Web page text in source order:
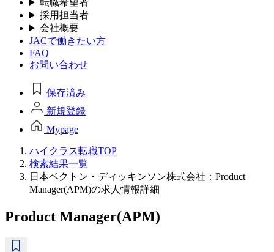
転職希望者
採用担当者
会社概要
JACで働きたい方
FAQ
お問い合わせ
保存済み
新規登録
Mypage
ハイクラス転職TOP
検索結果一覧
日本ベクトン・ディッキンソン株式会社：Product
Manager(APM)の求人情報詳細
Product Manager(APM)